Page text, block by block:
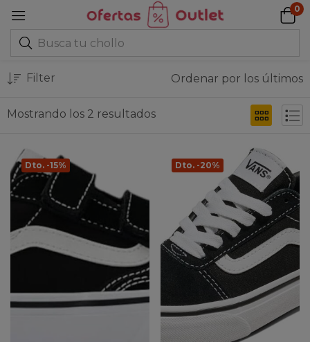
0
Mostrando los 2 resultados
Filter Ordenar por los últimos
Dto. -15% Dto. -20%